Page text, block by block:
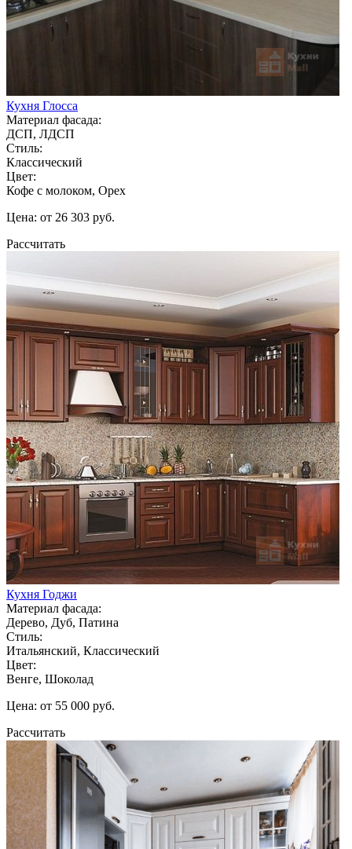
Кухня Глосса
Материал фасада:
ДСП, ЛДСП
Стиль:
Классический
Цвет:
Кофе с молоком, Орех
Цена: от 26 303 руб.
Рассчитать
Кухня Годжи
Материал фасада:
Дерево, Дуб, Патина
Стиль:
Итальянский, Классический
Цвет:
Венге, Шоколад
Цена: от 55 000 руб.
Рассчитать